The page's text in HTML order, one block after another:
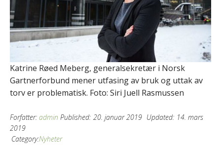
Katrine Røed Meberg, generalsekretær i Norsk
Gartnerforbund mener utfasing av bruk og uttak av
torv er problematisk. Foto: Siri Juell Rasmussen
Forfatter: admin Published: 20. januar 2019 Updated: 14. mars
2019
Category:Nyheter